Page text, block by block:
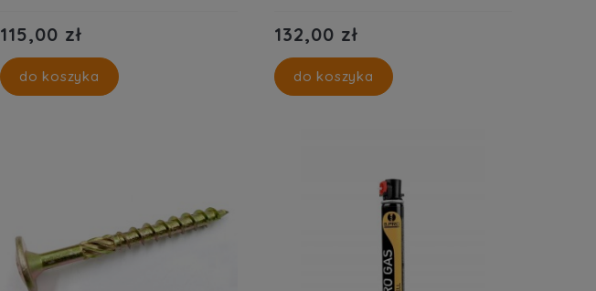
115,00 zł
do koszyka
132,00 zł
do koszyka